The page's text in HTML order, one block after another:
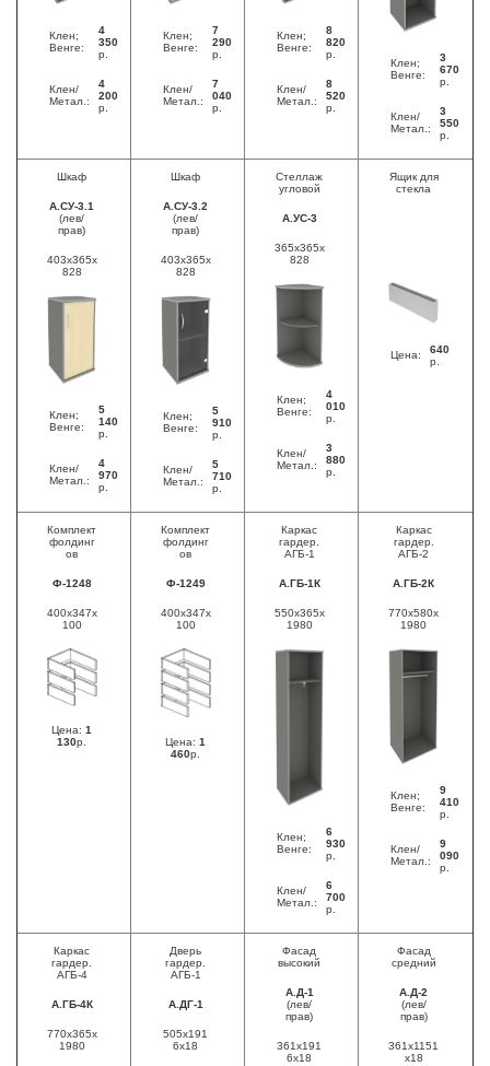
Клен;
Венге:
4
350
р.
Клен/
Метал.:
4
200
р.
Клен;
Венге:
7
290
р.
Клен/
Метал.:
7
040
р.
Клен;
Венге:
8
820
р.
Клен/
Метал.:
8
520
р.
Клен;
Венге:
3
670
р.
Клен/
Метал.:
3
550
р.
Шкаф
А.СУ-3.1
(лев/
прав)
403x365x
828
Клен;
Венге:
5
140
р.
Клен/
Метал.:
4
970
р.
Шкаф
А.СУ-3.2
(лев/
прав)
403x365x
828
Клен;
Венге:
5
910
р.
Клен/
Метал.:
5
710
р.
Стеллаж
угловой
А.УС-3
365x365x
828
Клен;
Венге:
4
010
р.
Клен/
Метал.:
3
880
р.
Ящик для
стекла
Цена:
640
р.
Комплект
фолдинг
ов
Ф-1248
400x347x
100
Цена: 1
130р.
Комплект
фолдинг
ов
Ф-1249
400x347x
100
Цена: 1
460р.
Каркас
гардер.
АГБ-1
А.ГБ-1К
550x365x
1980
Клен;
Венге:
6
930
р.
Клен/
Метал.:
6
700
р.
Каркас
гардер.
АГБ-2
А.ГБ-2К
770x580x
1980
Клен;
Венге:
9
410
р.
Клен/
Метал.:
9
090
р.
Каркас
гардер.
АГБ-4
А.ГБ-4К
770x365x
1980
Дверь
гардер.
АГБ-1
А.ДГ-1
505x191
6x18
Фасад
высокий
А.Д-1
(лев/
прав)
361x191
6x18
Фасад
средний
А.Д-2
(лев/
прав)
361x1151
x18